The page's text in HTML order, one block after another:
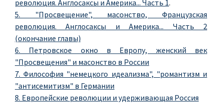
революция. Англосаксы и Америка... Часть 1.
5. "Просвещение", масонство, Французская
революция. Англосаксы и Америка... Часть 2
(окончание главы)
6. Петровское окно в Европу, женский век
"Просвещения" и масонство в России
7. Философия "немецкого идеализма", "романтизм и
"антисемитизм" в Германии
8. Европейские революции и удерживающая Россия